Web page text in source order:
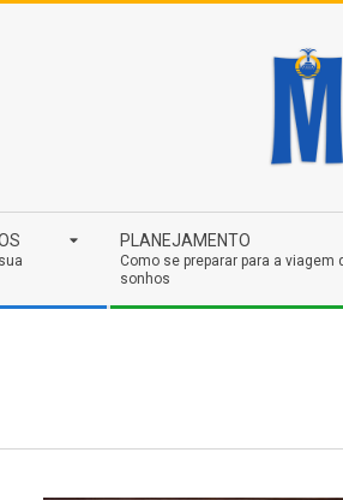
PLANEJAMENTO
Como se preparar para a viagem
sonhos